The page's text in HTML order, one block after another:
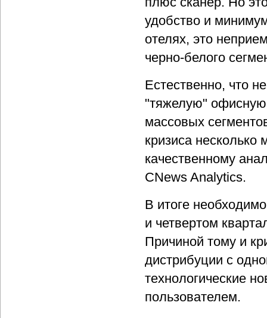
удобство и
отелях, это
черно-белого
Естественно, что
"тяжелую" офисную
массовых
кризиса
качественному
CNews Analytics.
В итоге
и четвертом
Причиной тому и
дистрибуции с
технологические
пользователем.